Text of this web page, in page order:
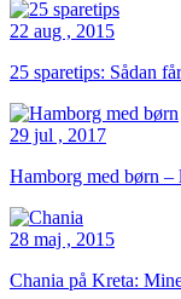
22 aug , 2015
25 sparetips: Sådan
29 jul , 2017
Hamborg med børn
28 maj , 2015
Chania på Kreta: